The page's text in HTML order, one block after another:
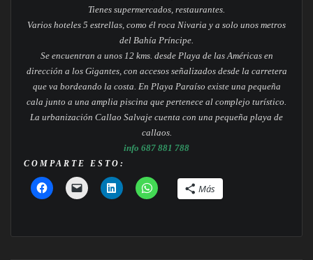
Tienes supermercados, restaurantes.
Varios hoteles 5 estrellas, como él roca Nivaria y a solo unos metros
del Bahía Príncipe.
Se encuentran a unos 12 kms. desde Playa de las Américas en
dirección a los Gigantes, con accesos señalizados desde la carretera
que va bordeando la costa. En Playa Paraíso existe una pequeña
cala junto a una amplia piscina que pertenece al complejo turístico.
La urbanización Callao Salvaje cuenta con una pequeña playa de
callaos.
info 687 881 788
COMPARTE ESTO:
Más